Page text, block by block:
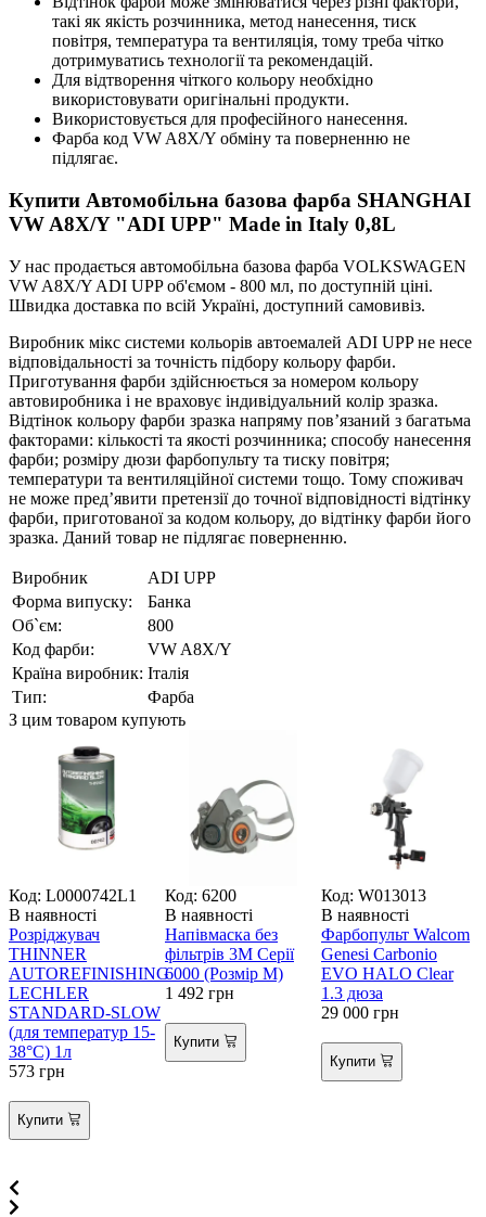
такі як якість розчинника, метод нанесення, тиск
повітря, температура та вентиляція, тому треба чітко
дотримуватись технології та рекомендацій.
Для відтворення чіткого кольору необхідно
використовувати оригінальні продукти.
Використовується для професійного нанесення.
Фарба код VW A8X/Y обміну та поверненню не
підлягає.
Купити Автомобільна базова фарба SHANGHAI
VW A8X/Y "ADI UPP" Made in Italy 0,8L
У нас продається автомобільна базова фарба VOLKSWAGEN
VW A8X/Y ADI UPP об'ємом - 800 мл, по доступній ціні.
Швидка доставка по всій Україні, доступний самовивіз.
Виробник мікс системи кольорів автоемалей ADI UPP не несе
відповідальності за точність підбору кольору фарби.
Приготування фарби здійснюється за номером кольору
автовиробника і не враховує індивідуальний колір зразка.
Відтінок кольору фарби зразка напряму пов’язаний з багатьма
факторами: кількості та якості розчинника; способу нанесення
фарби; розміру дюзи фарбопульту та тиску повітря;
температури та вентиляційної системи тощо. Тому споживач
не може пред’явити претензії до точної відповідності відтінку
фарби, приготованої за кодом кольору, до відтінку фарби його
зразка. Даний товар не підлягає поверненню.
Виробник
ADI UPP
Форма випуску:
Банка
Об`єм:
800
Код фарби:
VW A8X/Y
Країна виробник: Італія
Тип:
Фарба
З цим товаром купують
Код: L0000742L1
В наявності
Розріджувач
THINNER
AUTOREFINISHING
LECHLER
STANDARD-SLOW
(для температур 15-
38°C) 1л
573 грн
Купити
Код: 6200
В наявності
Напівмаска без
фільтрів 3М Серії
6000 (Розмір М)
1 492 грн
Купити
Код: W013013
В наявності
Фарбопульт Walcom
Genesi Carbonio
EVO HALO Clear
1.3 дюза
29 000 грн
Купити